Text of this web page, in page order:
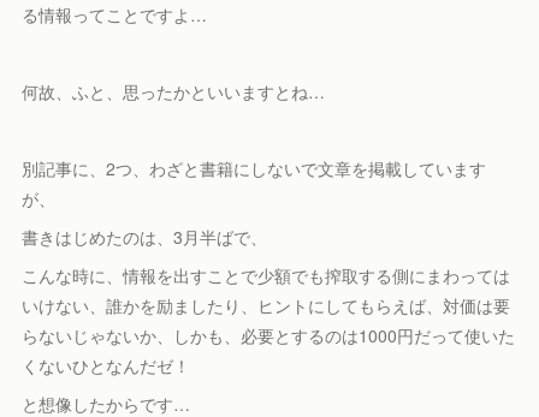
る情報ってことですよ…
何故、ふと、思ったかといいますとね…
別記事に、2つ、わざと書籍にしないで文章を掲載しています
が、
書きはじめたのは、3月半ばで、
こんな時に、情報を出すことで少額でも搾取する側にまわっては
いけない、誰かを励ましたり、ヒントにしてもらえば、対価は要
らないじゃないか、しかも、必要とするのは1000円だって使いた
くないひとなんだゼ！
と想像したからです…